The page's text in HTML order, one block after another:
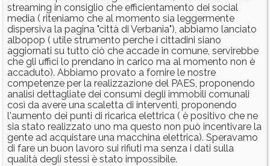
streaming in consiglio che efficientamento dei social
media ( riteniamo che al momento sia leggermente
dispersiva la pagina "città di Verbania"), abbiamo lanciato
albopop ( utile strumento perche i cittadini siano
aggiornati su tutto ciò che accade in comune, servirebbe
che gli uffici lo prendano in carico ma al momento non è
accaduto). Abbiamo provato a fornire le nostre
competenze per la realizzazione del PAES, proponendo
analisi dettagliate dei consumi degli immobili comunali
così da avere una scaletta di interventi, proponendo
l'aumento dei punti di ricarica elettrica ( è positivo che ne
sia stato realizzato uno ma questo non può incentivare la
gente ad acquistare una macchina elettrica). Speravamo
di fare un buon lavoro sui rifiuti ma senza i dati sulla
qualità degli stessi è stato impossibile.